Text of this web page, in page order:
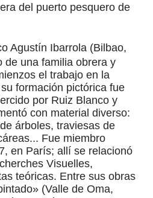
del puerto pesquero de
Agustín Ibarrola (Bilbao,
de una familia obrera y
el trabajo en la
formación pictórica fue
por Ruiz Blanco y
con material diverso:
árboles, traviesas de
Fue miembro
en París; allí se relacionó
Visuelles,
teóricas. Entre sus obras
(Valle de Oma,